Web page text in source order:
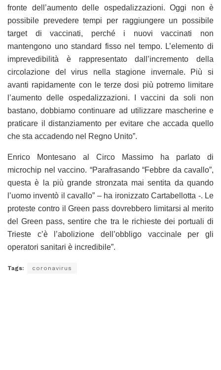
fronte dell’aumento delle ospedalizzazioni. Oggi non è
possibile prevedere tempi per raggiungere un possibile
target di vaccinati, perché i nuovi vaccinati non
mantengono uno standard fisso nel tempo. L’elemento di
imprevedibilità è rappresentato dall’incremento della
circolazione del virus nella stagione invernale. Più si
avanti rapidamente con le terze dosi più potremo limitare
l’aumento delle ospedalizzazioni. I vaccini da soli non
bastano, dobbiamo continuare ad utilizzare mascherine e
praticare il distanziamento per evitare che accada quello
che sta accadendo nel Regno Unito”.
Enrico Montesano al Circo Massimo ha parlato di
microchip nel vaccino. “Parafrasando “Febbre da cavallo”,
questa è la più grande stronzata mai sentita da quando
l’uomo inventò il cavallo” – ha ironizzato Cartabellotta -. Le
proteste contro il Green pass dovrebbero limitarsi al merito
del Green pass, sentire che tra le richieste dei portuali di
Trieste c’è l’abolizione dell’obbligo vaccinale per gli
operatori sanitari è incredibile”.
Tags: coronavirus